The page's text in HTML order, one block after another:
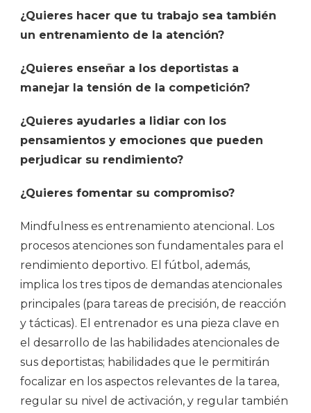
¿Quieres hacer que tu trabajo sea también
un entrenamiento de la atención?
¿Quieres enseñar a los deportistas a
manejar la tensión de la competición?
¿Quieres ayudarles a lidiar con los
pensamientos y emociones que pueden
perjudicar su rendimiento?
¿Quieres fomentar su compromiso?
Mindfulness es entrenamiento atencional. Los
procesos atenciones son fundamentales para el
rendimiento deportivo. El fútbol, además,
implica los tres tipos de demandas atencionales
principales (para tareas de precisión, de reacción
y tácticas). El entrenador es una pieza clave en
el desarrollo de las habilidades atencionales de
sus deportistas; habilidades que le permitirán
focalizar en los aspectos relevantes de la tarea,
regular su nivel de activación, y regular también